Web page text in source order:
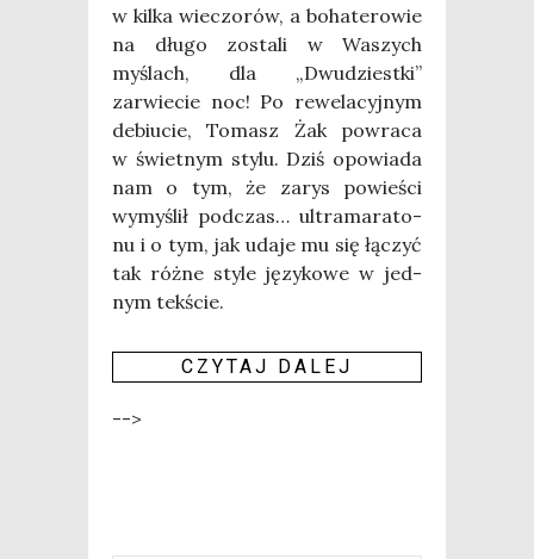
w kil­ka wie­czo­rów, a boha­te­ro­wie
na dłu­go zosta­li w Waszych
myślach, dla „Dwu­dziest­ki”
zarwie­cie noc! Po rewe­la­cyj­nym
debiu­cie, Tomasz Żak powra­ca
w świet­nym sty­lu. Dziś opo­wia­da
nam o tym, że zarys powie­ści
wymy­ślił pod­czas… ultra­ma­ra­to­
nu i o tym, jak uda­je mu się łączyć
tak róż­ne sty­le języ­ko­we w jed­
nym tek­ście.
CZY­TAJ DALEJ
-->